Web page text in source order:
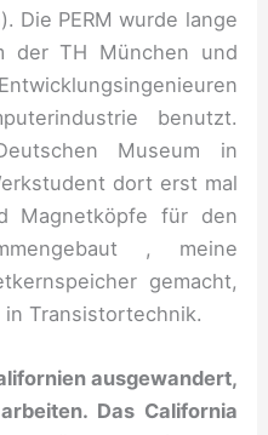
Die PERM wurde lange
der TH München und
benutzt.
Museum in
dort erst mal
Magnetköpfe für den
, meine
gemacht,
Transistortechnik.
ausgewandert,
Das California